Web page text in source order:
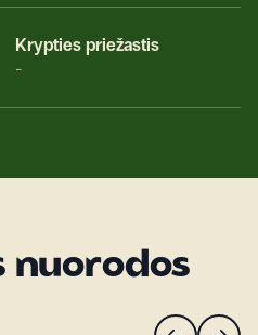
Krypties priežastis
-
nuorodos